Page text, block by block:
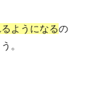
ようになるの
。